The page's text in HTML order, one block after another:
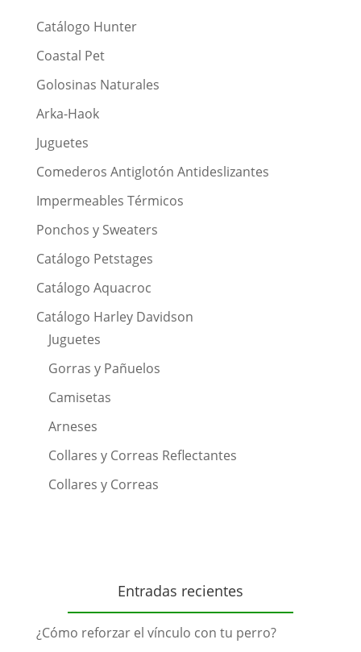
Catálogo Hunter
Coastal Pet
Golosinas Naturales
Arka-Haok
Juguetes
Comederos Antiglotón Antideslizantes
Impermeables Térmicos
Ponchos y Sweaters
Catálogo Petstages
Catálogo Aquacroc
Catálogo Harley Davidson
Juguetes
Gorras y Pañuelos
Camisetas
Arneses
Collares y Correas Reflectantes
Collares y Correas
Entradas recientes
¿Cómo reforzar el vínculo con tu perro?